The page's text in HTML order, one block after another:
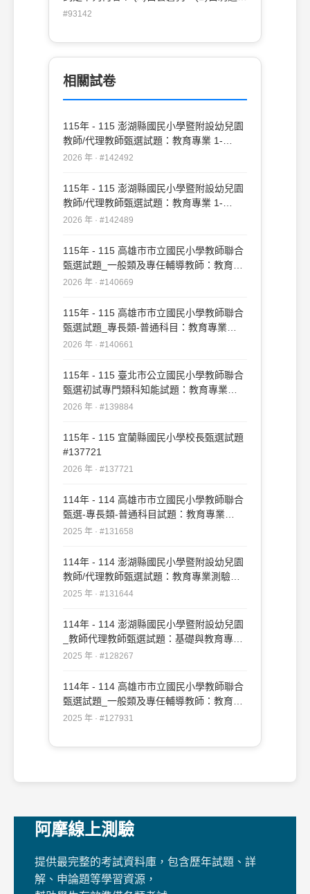
隙 (C)日月麗天 (D)雲程發軔
#93142
相關試卷
115年 - 115 澎湖縣國民小學暨附設幼兒園
教師/代理教師甄選試題：教育專業 1-
20#142492
2026 年 · #142492
115年 - 115 澎湖縣國民小學暨附設幼兒園
教師/代理教師甄選試題：教育專業 1-
50#142489
2026 年 · #142489
115年 - 115 高雄市市立國民小學教師聯合
甄選試題_一般類及專任輔導教師：教育專
業#140669
2026 年 · #140669
115年 - 115 高雄市市立國民小學教師聯合
甄選試題_專長類-普通科目：教育專業
#140661
2026 年 · #140661
115年 - 115 臺北市公立國民小學教師聯合
甄選初試專門類科知能試題：教育專業
#139884
2026 年 · #139884
115年 - 115 宜蘭縣國民小學校長甄選試題
#137721
2026 年 · #137721
114年 - 114 高雄市市立國民小學教師聯合
甄選-專長類-普通科目試題：教育專業
#131658
2025 年 · #131658
114年 - 114 澎湖縣國民小學暨附設幼兒園
教師/代理教師甄選試題：教育專業測驗
#131644
2025 年 · #131644
114年 - 114 澎湖縣國民小學暨附設幼兒園
_教師代理教師甄選試題：基礎與教育專業
測驗#128267
2025 年 · #128267
114年 - 114 高雄市市立國民小學教師聯合
甄選試題_一般類及專任輔導教師：教育專
業#127931
2025 年 · #127931
阿摩線上測驗
提供最完整的考試資料庫，包含歷年試題、詳
解、申論題等學習資源，